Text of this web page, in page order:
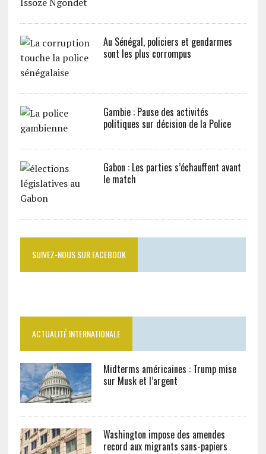
Au Sénégal, policiers et gendarmes
sont les plus corrompus
Gambie : Pause des activités
politiques sur décision de la Police
Gabon : Les parties s’échauffent avant
le match
SUIVEZ-NOUS SUR FACEBOOK
ACTUALITÉ INTERNATIONALE
Midterms américaines : Trump mise
sur Musk et l’argent
Washington impose des amendes
record aux migrants sans-papiers